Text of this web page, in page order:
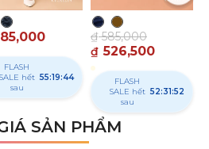
FLASH
SALE hết
sau
55:19:43
₫ 526,500
₫585,000
FLASH
SALE hết
sau
52:31:51
SẢN PHẨM